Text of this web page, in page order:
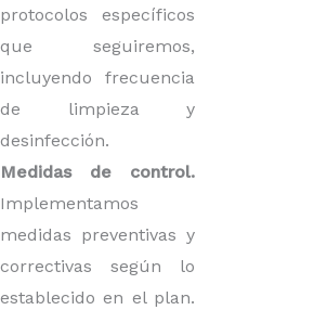
protocolos específicos
que seguiremos,
incluyendo frecuencia
de limpieza y
desinfección.
Medidas de control.
Implementamos
medidas preventivas y
correctivas según lo
establecido en el plan.